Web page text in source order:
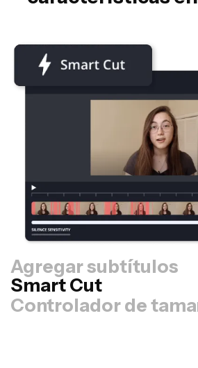
Agregar subtítulos
Smart Cut
Controlador de